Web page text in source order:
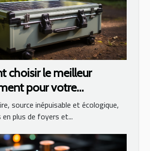
choisir le meilleur
pour votre
solaire
source inépuisable et écologique,
plus de foyers et...